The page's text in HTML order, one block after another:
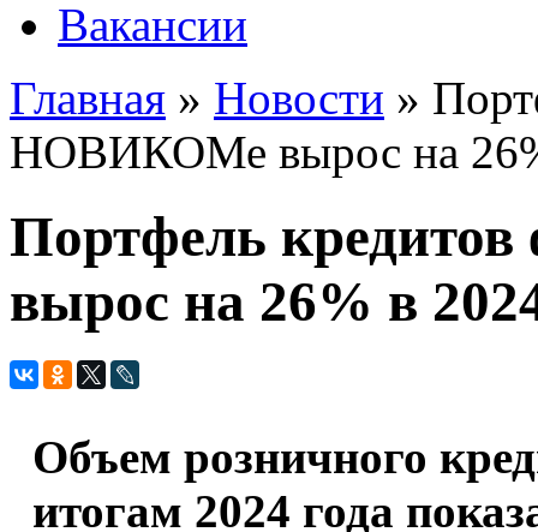
Вакансии
Вы здесь
Главная » Новости »
НОВИКОМе вырос на
Портфель
вырос на 26% в
Объем розничного
итогам 2024 года